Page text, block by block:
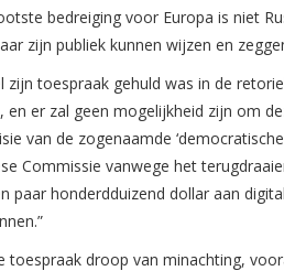
bedreiging voor Europa is niet
zijn publiek kunnen wijzen en
zijn toespraak gehuld was in de
en er zal geen mogelijkheid zijn om
van de zogenaamde
Commissie vanwege het
paar honderdduizend dollar aan
toespraak droop van minachting,